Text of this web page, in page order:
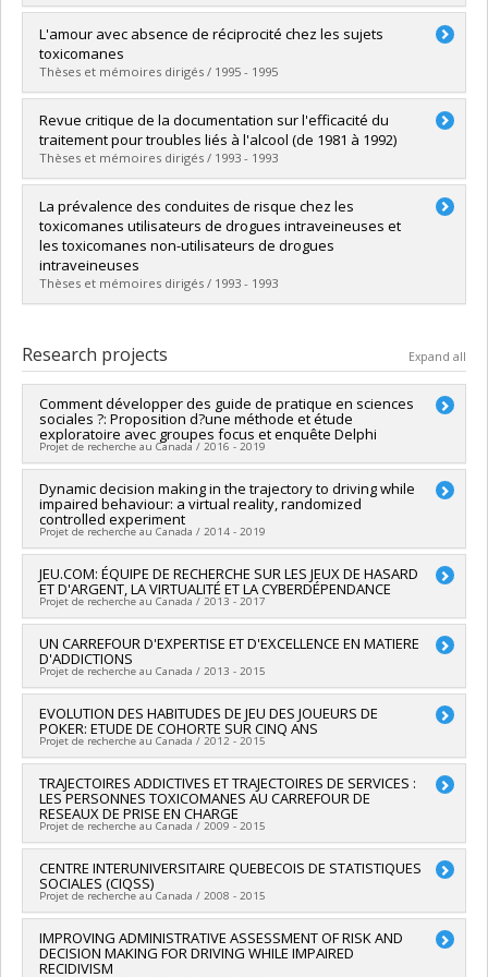
Lien vers le document dans Papyrus
Graduate :Bertrand, Karine
Cycle :Doctoral
Grade :Ph. D.
Lien vers le document dans Papyrus
L'amour avec absence de réciprocité chez les sujets
toxicomanes
Thèses et mémoires dirigés / 1995 - 1995
Graduate :Pépin, Josée
Cycle :Master's
Grade :M. Ps.
Lien vers le document dans Papyrus
Revue critique de la documentation sur l'efficacité du
traitement pour troubles liés à l'alcool (de 1981 à 1992)
Thèses et mémoires dirigés / 1993 - 1993
Graduate :Racine, Stéphane
Cycle :Master's
Grade :M. Ps.
Lien vers le document dans Papyrus
La prévalence des conduites de risque chez les
toxicomanes utilisateurs de drogues intraveineuses et
les toxicomanes non-utilisateurs de drogues
intraveineuses
Thèses et mémoires dirigés / 1993 - 1993
Cycle :Master's
Grade :M. Sc.
Lien vers le document dans Papyrus
Research projects Expand all
Comment développer des guide de pratique en sciences
sociales ?: Proposition d?une méthode et étude
exploratoire avec groupes focus et enquête Delphi
Projet de recherche au Canada / 2016 - 2019
Lead researcher : Martin Drapeau
Co-researchers :Louise Nadeau,Christian Dagenais
Pierre Guay
Funding sources:CRSH/Conseil de recherches en sciences
humaines du Canada
Grant programs:
Dynamic decision making in the trajectory to driving while
impaired behaviour: a virtual reality, randomized
controlled experiment
Projet de recherche au Canada / 2014 - 2019
Lead researcher :Thomas Brown
Co-researchers : Louise Nadeau
Funding sources:
Grant programs:
JEU.COM: ÉQUIPE DE RECHERCHE SUR LES JEUX DE HASARD
ET D'ARGENT, LA VIRTUALITÉ ET LA CYBERDÉPENDANCE
Projet de recherche au Canada / 2013 - 2017
Lead researcher :Sylvia Kairouz
Co-researchers :
Louise Nadeau
Funding sources:
Grant programs:PVXXXXXX-(AC) Programme des actions
concertées
UN CARREFOUR D'EXPERTISE ET D'EXCELLENCE EN MATIERE
D'ADDICTIONS
Projet de recherche au Canada / 2013 - 2015
Lead researcher :Louise Nadeau
Co-researchers : Marie-Josée Fleury
Funding sources:
Grant programs:PVXXXXXX-Soutien aux infrastructures de
rech. des instituts et des centres affiliés universitaires
EVOLUTION DES HABITUDES DE JEU DES JOUEURS DE
POKER: ETUDE DE COHORTE SUR CINQ ANS
Projet de recherche au Canada / 2012 - 2015
Lead researcher :Magali Dufour
Co-researchers : Louise Nadeau
Funding sources:FRQSC/Fonds de recherche du Québec -
Société et culture (FQRSC)
Grant programs:PVXXXXXX-(AC) Action concertée : Prog de
rech sur la persévérance et la réussite scolaires
TRAJECTOIRES ADDICTIVES ET TRAJECTOIRES DE SERVICES :
LES PERSONNES TOXICOMANES AU CARREFOUR DE
RESEAUX DE PRISE EN CHARGE
Projet de recherche au Canada / 2009 - 2015
Lead researcher :Serge Brochu
Co-researchers :Andrée Demers,
Georges Cournoyer
Morissette,Joël Tremblay,Chantal Plourde,Myriam
Laventure,
CENTRE INTERUNIVERSITAIRE QUEBECOIS DE STATISTIQUES
SOCIALES (CIQSS)
Projet de recherche au Canada / 2008 - 2015
Lead researcher :Danielle Gauvreau
Co-researchers :Jean Renaud, Claudine Laurier
IMPROVING ADMINISTRATIVE ASSESSMENT OF RISK AND
DECISION MAKING FOR DRIVING WHILE IMPAIRED
RECIDIVISM